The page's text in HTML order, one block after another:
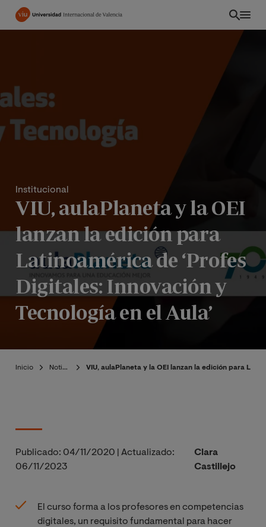
Pasar
Institucional
VIU, aulaPlaneta y la OEI
lanzan la edición para
Latinoamérica de ‘Profes
Digitales: Innovación y
Tecnología en el Aula’
Inicio Noticias VIU, aulaPlaneta y la OEI lanzan la edición para
Publicado: 04/11/2020
Actualizado:
06/11/2023
Clara
Castillejo
El curso forma a los profesores en competencias
digitales, un requisito fundamental para hacer